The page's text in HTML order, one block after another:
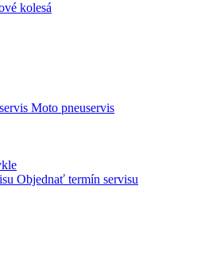
kolesá
Moto pneuservis
Objednať termín servisu